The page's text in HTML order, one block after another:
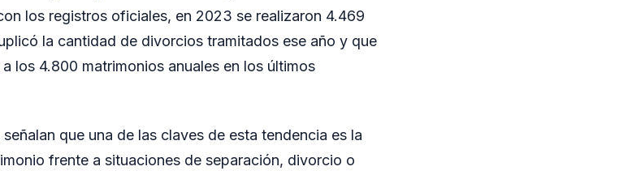
los registros oficiales, en 2023 se realizaron 4.469
la cantidad de divorcios tramitados ese año y que
los 4.800 matrimonios anuales en los últimos
que una de las claves de esta tendencia es la
frente a situaciones de separación, divorcio o